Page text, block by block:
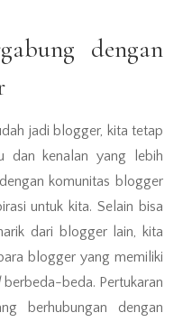
dengan
jadi blogger, kita tetap
dan kenalan yang lebih
komunitas blogger
untuk kita. Selain bisa
dari blogger lain, kita
blogger yang memiliki
berbeda-beda. Pertukaran
berhubungan dengan